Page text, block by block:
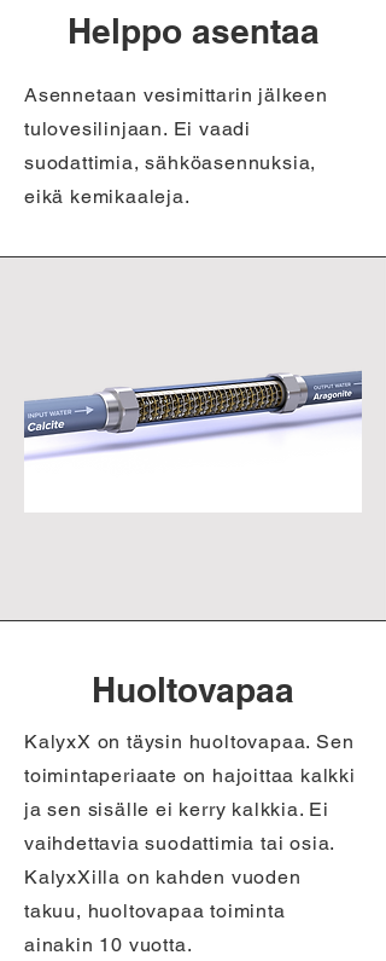
Helppo asentaa
Asennetaan vesimittarin jälkeen
tulovesilinjaan. Ei vaadi
suodattimia, sähköasennuksia,
eikä kemikaaleja.
Huoltovapaa
KalyxX on täysin huoltovapaa. Sen
toimintaperiaate on hajoittaa kalkki
ja sen sisälle ei kerry kalkkia. Ei
vaihdettavia suodattimia tai osia.
KalyxXilla on kahden vuoden
takuu, huoltovapaa toiminta
ainakin 10 vuotta.